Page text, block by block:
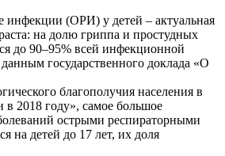
инфекции (ОРИ) у детей – актуальная
на долю гриппа и простудных
до 90–95% всей инфекционной
государственного доклада «О
благополучия населения в
2018 году», самое большое
острыми респираторными
на детей до 17 лет, их доля